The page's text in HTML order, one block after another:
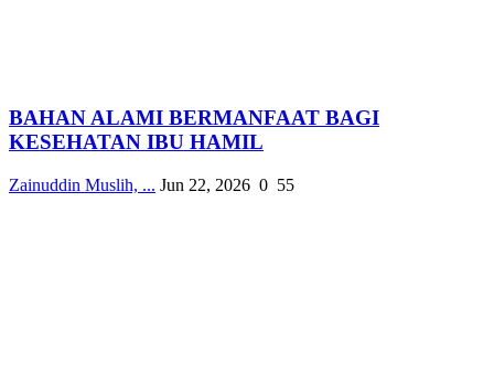
BAHAN ALAMI BERMANFAAT BAGI
KESEHATAN IBU HAMIL
Zainuddin Muslih, ... Jun 22, 2026 0 55